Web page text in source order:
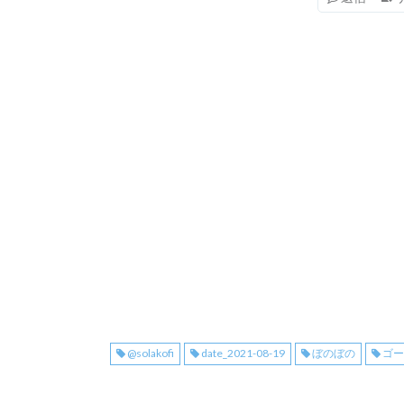
@solakofi date_2021-08-19 ぼのぼの ゴ